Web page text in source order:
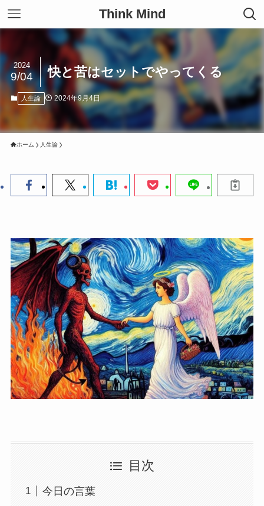
Think Mind
快と苦はセットでやってくる
2024
9/04
人生論 2024年9月4日
ホーム 人生論
目次
今日の言葉